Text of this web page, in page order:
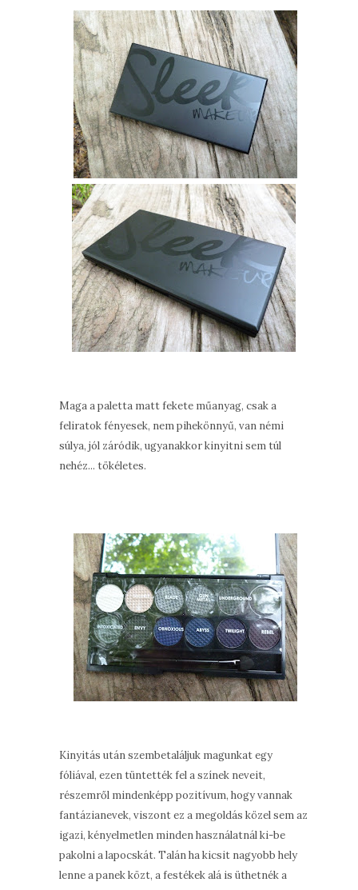
Maga a paletta matt fekete műanyag, csak a
feliratok fényesek, nem pihekönnyű, van némi
súlya, jól záródik, ugyanakkor kinyitni sem túl
nehéz... tökéletes.
Kinyitás után szembetaláljuk magunkat egy
fóliával, ezen tüntették fel a színek neveit,
részemről mindenképp pozitívum, hogy vannak
fantázianevek, viszont ez a megoldás közel sem az
igazi, kényelmetlen minden használatnál ki-be
pakolni a lapocskát. Talán ha kicsit nagyobb hely
lenne a panek közt, a festékek alá is üthetnék a